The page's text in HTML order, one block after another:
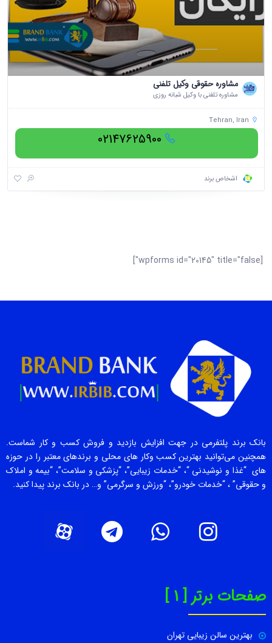
مشاوره حقوقی وکیل تلفنی
مشاوره تلفنی با وکیل شبانه روزی
Tehran, Iran
02147625900
اشخاص برند
[wpforms id="20145" title="false"]
بانک برند پلتفرمی در جهت افزایش بازدید و فروش کسب و کار شماست.
همچنین می‌توانید بهترین کسب وکار های محلی و برندهای معتبر را در حوزه
های “غذا و نوشیدنی “، “خدمات زیبایی”، “پزشکی و سلامت”، “بیمه و املاک
و حقوقی” ، “خدمات خودرو”، “ورزش و سرگرمی” و… در بانک برند پیدا کنید.
صفحات برتر [ 1 ]
بهترین سالن زیبایی تهران